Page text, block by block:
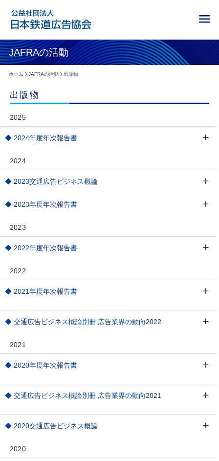
ホーム JAFRAの活動 出版物
出版物
2025
◆ 2024年度年次報告書
2024
◆ 2023交通広告ビジネス概論
◆ 2023年度年次報告書
2023
◆ 2022年度年次報告書
2022
◆ 2021年度年次報告書
◆ 交通広告ビジネス概論別冊 広告業界の動向2022
2021
◆ 2020年度年次報告書
◆ 交通広告ビジネス概論別冊 広告業界の動向2021
◆ 2020交通広告ビジネス概論
2020